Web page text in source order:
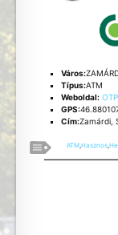
Város:
Típus:ATM
Weboldal:
GPS:
Cím:Zamárdi,
ATM ,Hasznos ,